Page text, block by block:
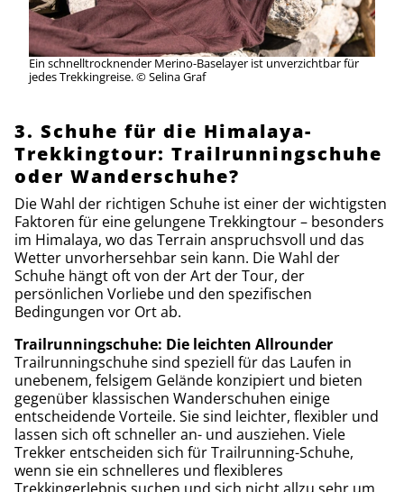
Ein schnelltrocknender Merino-Baselayer ist unverzichtbar für
jedes Trekkingreise. © Selina Graf
3. Schuhe für die Himalaya-
Trekkingtour: Trailrunningschuhe
oder Wanderschuhe?
Die Wahl der richtigen Schuhe ist einer der wichtigsten
Faktoren für eine gelungene Trekkingtour – besonders
im Himalaya, wo das Terrain anspruchsvoll und das
Wetter unvorhersehbar sein kann. Die Wahl der
Schuhe hängt oft von der Art der Tour, der
persönlichen Vorliebe und den spezifischen
Bedingungen vor Ort ab.
Trailrunningschuhe: Die leichten Allrounder
Trailrunningschuhe sind speziell für das Laufen in
unebenem, felsigem Gelände konzipiert und bieten
gegenüber klassischen Wanderschuhen einige
entscheidende Vorteile. Sie sind leichter, flexibler und
lassen sich oft schneller an- und ausziehen. Viele
Trekker entscheiden sich für Trailrunning-Schuhe,
wenn sie ein schnelleres und flexibleres